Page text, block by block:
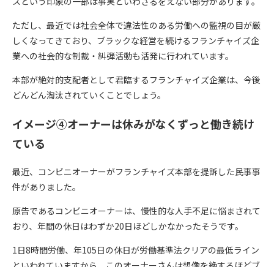
ただし、最近では社会全体で違法性のある労働への監視の目が厳
しくなってきており、ブラックな経営を続けるフランチャイズ企
業への社会的な制裁・糾弾活動も活発に行われています。
本部が絶対的支配者として君臨するフランチャイズ企業は、今後
どんどん淘汰されていくことでしょう。
イメージ④オーナーは休みがなくずっと働き続け
ている
最近、コンビニオーナーがフランチャイズ本部を提訴した民事事
件がありました。
原告であるコンビニオーナーは、慢性的な人手不足に悩まされて
おり、年間の休日はわずか20日ほどしかなかったそうです。
1日8時間労働、年105日の休日が労働基準法クリアの最低ライン